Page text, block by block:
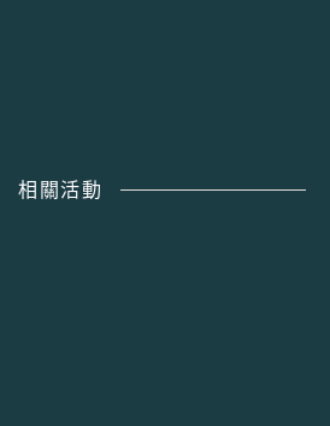
相關活動